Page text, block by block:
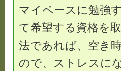
マイペースに勉強
て希望する資格を
法であれば、空き
ので、ストレスに